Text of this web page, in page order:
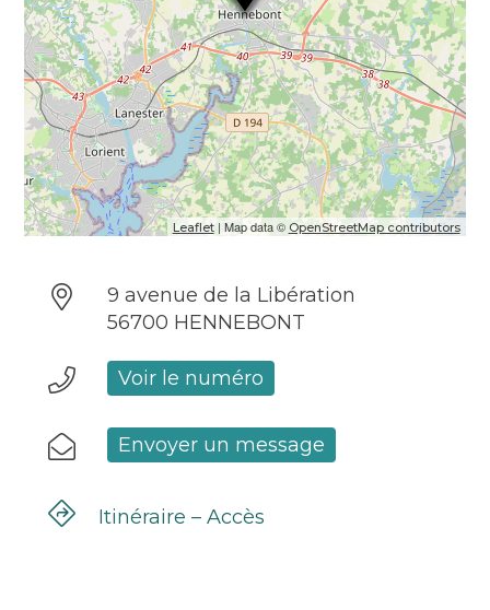
Leaflet| Map data © OpenStreetMap contributors
9 avenue de la Libération
56700 HENNEBONT
Voir le numéro
Envoyer un message
Itinéraire – Accès